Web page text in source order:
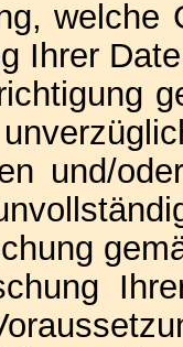
welche
Ihrer
und/